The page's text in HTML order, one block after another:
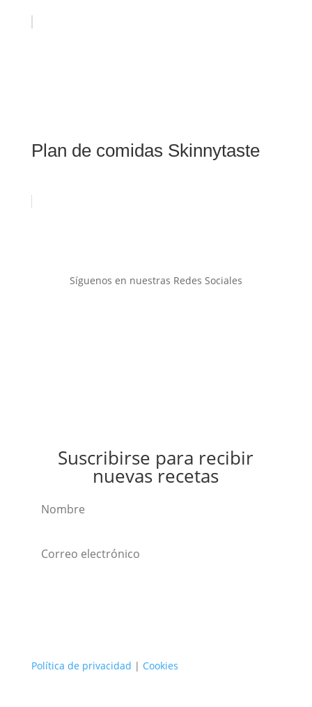
Plan de comidas Skinnytaste
Síguenos en nuestras Redes Sociales
Suscribirse para recibir
nuevas recetas
Política de privacidad | Cookies